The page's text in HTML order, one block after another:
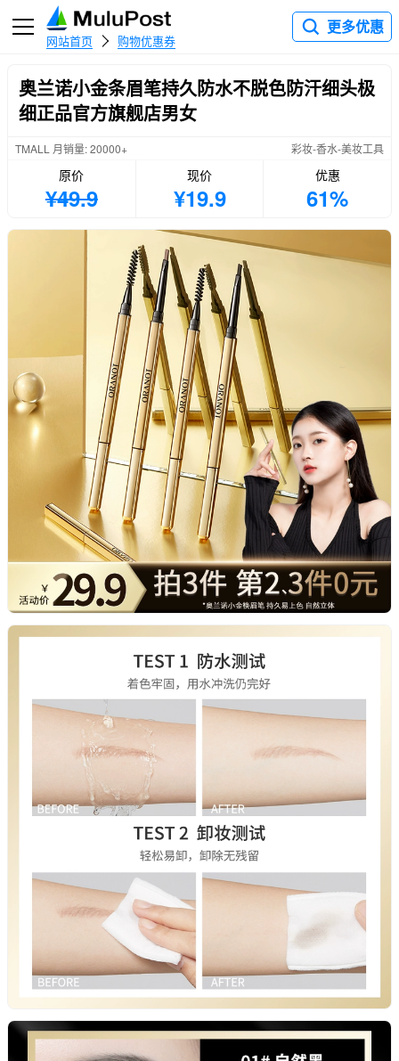
网站首页 购物优惠券
更多优惠
奥兰诺小金条眉笔持久防水不脱色防汗细头极
细正品官方旗舰店男女
TMALL 月销量: 20000+ 彩妆-香水-美妆工具
原价
¥49.9
现价
¥19.9
优惠
61%